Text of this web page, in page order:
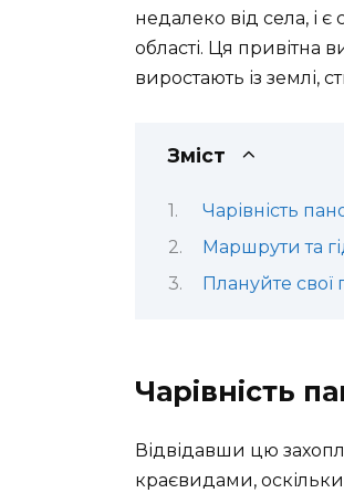
недалеко від села, і
області. Ця привітна
виростають із
Зміст
Чарівність
Маршрути та
Плануйте свої
Чарівність
Відвідавши цю
краєвидами,